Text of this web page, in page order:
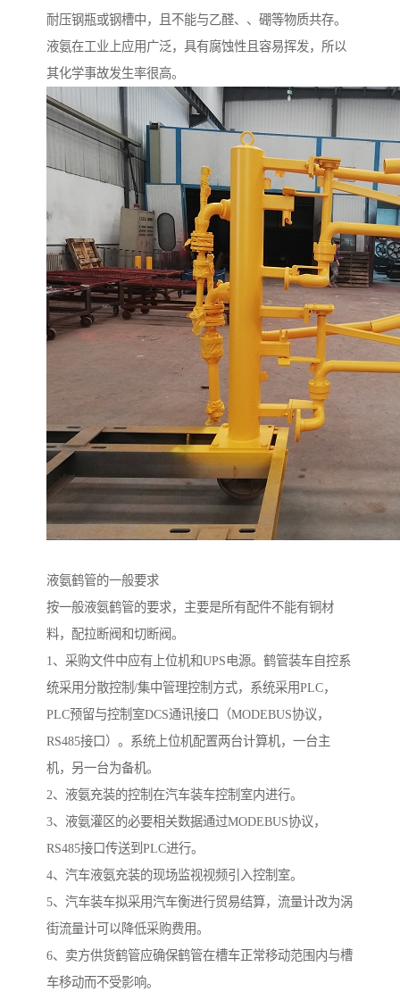
耐压钢瓶或钢槽中，且不能与乙醛、、硼等物质共存。
液氨在工业上应用广泛，具有腐蚀性且容易挥发，所以
其化学事故发生率很高。
液氨鹤管的一般要求
按一般液氨鹤管的要求，主要是所有配件不能有铜材
料，配拉断阀和切断阀。
1、采购文件中应有上位机和UPS电源。鹤管装车自控系
统采用分散控制/集中管理控制方式，系统采用PLC，
PLC预留与控制室DCS通讯接口（MODEBUS协议，
RS485接口）。系统上位机配置两台计算机，一台主
机，另一台为备机。
2、液氨充装的控制在汽车装车控制室内进行。
3、液氨灌区的必要相关数据通过MODEBUS协议，
RS485接口传送到PLC进行。
4、汽车液氨充装的现场监视视频引入控制室。
5、汽车装车拟采用汽车衡进行贸易结算，流量计改为涡
街流量计可以降低采购费用。
6、卖方供货鹤管应确保鹤管在槽车正常移动范围内与槽
车移动而不受影响。